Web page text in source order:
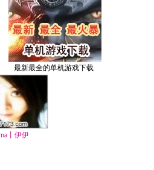
最新最全的单机游戏下载
丨伊伊